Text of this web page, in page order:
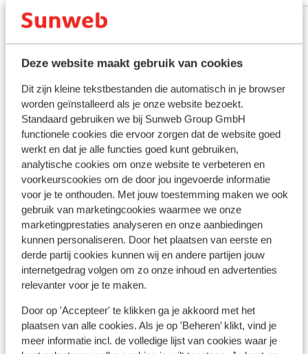
Deze website maakt gebruik van cookies
Dit zijn kleine tekstbestanden die automatisch in je browser
worden geïnstalleerd als je onze website bezoekt.
Standaard gebruiken we bij Sunweb Group GmbH
functionele cookies die ervoor zorgen dat de website goed
werkt en dat je alle functies goed kunt gebruiken,
analytische cookies om onze website te verbeteren en
voorkeurscookies om de door jou ingevoerde informatie
voor je te onthouden. Met jouw toestemming maken we ook
gebruik van marketingcookies waarmee we onze
marketingprestaties analyseren en onze aanbiedingen
kunnen personaliseren. Door het plaatsen van eerste en
derde partij cookies kunnen wij en andere partijen jouw
internetgedrag volgen om zo onze inhoud en advertenties
relevanter voor je te maken.
Door op 'Accepteer' te klikken ga je akkoord met het
plaatsen van alle cookies. Als je op 'Beheren’ klikt, vind je
meer informatie incl. de volledige lijst van cookies waar je
op het
vrije
hotel
all-in
de
deden
goed
Bekijk alle 13 ervaringen
Ligging
Bekijk op kaart
Afstanden
Centrum: 100 m
Direct aan de skipiste
Skilift: 100 m
Skipas, -les en verhuur
Skipas